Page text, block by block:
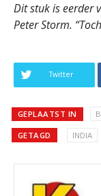
Dit stuk is eerder
Peter Storm.
Twitter
GEPLAATST IN
GETAGD INDIA